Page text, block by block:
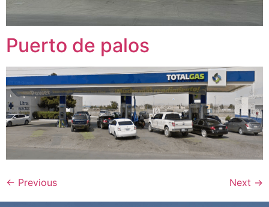
Puerto de palos
← Previous Next →